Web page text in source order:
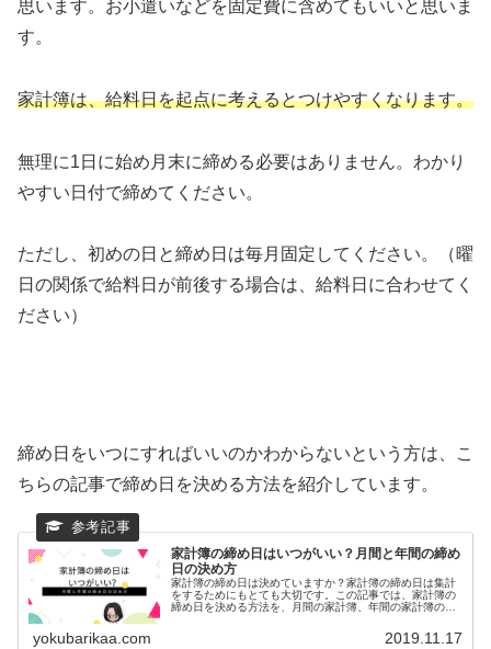
思います。お小遣いなどを固定費に含めてもいいと思いま
す。
家計簿は、給料日を起点に考えるとつけやすくなります。
無理に1日に始め月末に締める必要はありません。わかり
やすい日付で締めてください。
ただし、初めの日と締め日は毎月固定してください。（曜
日の関係で給料日が前後する場合は、給料日に合わせてく
ださい）
締め日をいつにすればいいのかわからないという方は、こ
ちらの記事で締め日を決める方法を紹介しています。
家計簿の締め日はいつがいい？月間と年間の締め
日の決め方
家計簿の締め日は決めていますか？家計簿の締め日は集計
をするためにもとても大切です。この記事では、家計簿の
締め日を決める方法を、月間の家計簿、年間の家計簿の両
yokubarikaa.com 2019.11.17